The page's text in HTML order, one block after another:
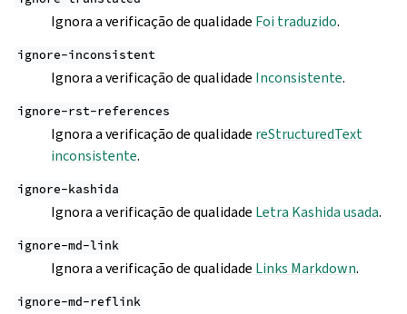
Ignora a verificação de qualidade Foi traduzido.
ignore-inconsistent
Ignora a verificação de qualidade Inconsistente.
ignore-rst-references
Ignora a verificação de qualidade reStructuredText
inconsistente.
ignore-kashida
Ignora a verificação de qualidade Letra Kashida usada.
ignore-md-link
Ignora a verificação de qualidade Links Markdown.
ignore-md-reflink